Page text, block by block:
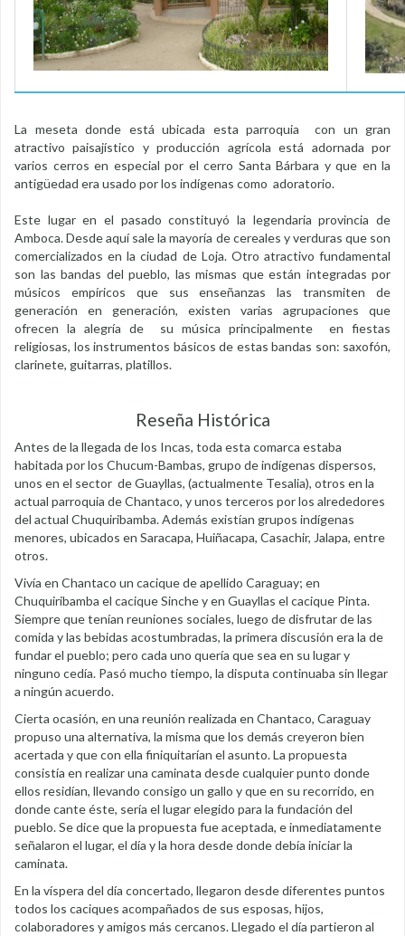
La meseta donde está ubicada esta parroquia con un gran
atractivo paisajístico y producción agrícola está adornada por
varios cerros en especial por el cerro Santa Bárbara y que en la
antigüedad era usado por los indígenas como adoratorio.
Este lugar en el pasado constituyó la legendaria provincia de
Amboca. Desde aquí sale la mayoría de cereales y verduras que son
comercializados en la ciudad de Loja. Otro atractivo fundamental
son las bandas del pueblo, las mismas que están integradas por
músicos empíricos que sus enseñanzas las transmiten de
generación en generación, existen varias agrupaciones que
ofrecen la alegría de su música principalmente en fiestas
religiosas, los instrumentos básicos de estas bandas son: saxofón,
clarinete, guitarras, platillos.
Reseña Histórica
Antes de la llegada de los Incas, toda esta comarca estaba
habitada por los Chucum-Bambas, grupo de indígenas dispersos,
unos en el sector de Guayllas, (actualmente Tesalia), otros en la
actual parroquia de Chantaco, y unos terceros por los alrededores
del actual Chuquiribamba. Además existían grupos indígenas
menores, ubicados en Saracapa, Huiñacapa, Casachir, Jalapa, entre
otros.
Vivía en Chantaco un cacique de apellido Caraguay; en
Chuquiribamba el cacique Sinche y en Guayllas el cacique Pinta.
Siempre que tenían reuniones sociales, luego de disfrutar de las
comida y las bebidas acostumbradas, la primera discusión era la de
fundar el pueblo; pero cada uno quería que sea en su lugar y
ninguno cedía. Pasó mucho tiempo, la disputa continuaba sin llegar
a ningún acuerdo.
Cierta ocasión, en una reunión realizada en Chantaco, Caraguay
propuso una alternativa, la misma que los demás creyeron bien
acertada y que con ella finiquitarían el asunto. La propuesta
consistía en realizar una caminata desde cualquier punto donde
ellos residían, llevando consigo un gallo y que en su recorrido, en
donde cante éste, sería el lugar elegido para la fundación del
pueblo. Se dice que la propuesta fue aceptada, e inmediatamente
señalaron el lugar, el día y la hora desde donde debía iniciar la
caminata.
En la víspera del día concertado, llegaron desde diferentes puntos
todos los caciques acompañados de sus esposas, hijos,
colaboradores y amigos más cercanos. Llegado el día partieron al